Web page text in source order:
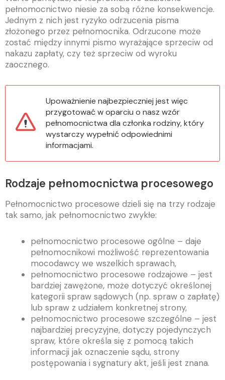
pełnomocnictwo niesie za sobą różne konsekwencje.
Jednym z nich jest ryzyko odrzucenia pisma
złożonego przez pełnomocnika. Odrzucone może
zostać między innymi pismo wyrażające sprzeciw od
nakazu zapłaty, czy też sprzeciw od wyroku
zaocznego.
Upoważnienie najbezpieczniej jest więc
przygotować w oparciu o nasz wzór
pełnomocnictwa dla członka rodziny, który
wystarczy wypełnić odpowiednimi
informacjami.
Rodzaje pełnomocnictwa procesowego
Pełnomocnictwo procesowe dzieli się na trzy rodzaje
tak samo, jak pełnomocnictwo zwykłe:
pełnomocnictwo procesowe ogólne – daje
pełnomocnikowi możliwość reprezentowania
mocodawcy we wszelkich sprawach,
pełnomocnictwo procesowe rodzajowe – jest
bardziej zawężone, może dotyczyć określonej
kategorii spraw sądowych (np. spraw o zapłatę)
lub spraw z udziałem konkretnej strony,
pełnomocnictwo procesowe szczególne – jest
najbardziej precyzyjne, dotyczy pojedynczych
spraw, które określa się z pomocą takich
informacji jak oznaczenie sądu, strony
postępowania i sygnatury akt, jeśli jest znana.